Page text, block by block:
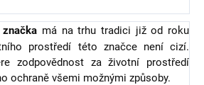
má na trhu tradici již od roku
prostředí této značce není cizí.
zodpovědnost za životní prostředí
ochraně všemi možnými způsoby.